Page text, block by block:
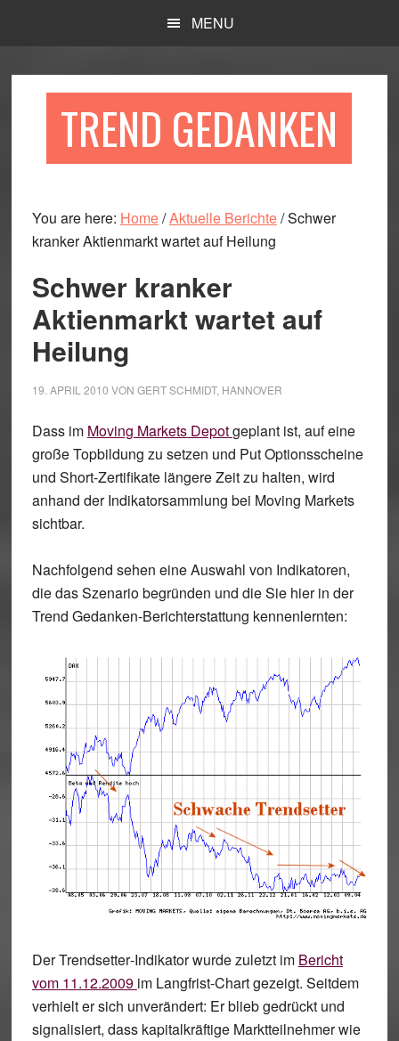
content
sidebar
MENU
TREND GEDANKEN
You are here: Home/Aktuelle Berichte/Schwer
kranker Aktienmarkt wartet auf Heilung
Schwer kranker
Aktienmarkt wartet auf
Heilung
19. APRIL 2010 VON GERT SCHMIDT, HANNOVER
Dass im Moving Markets Depotgeplant ist, auf eine
große Topbildung zu setzen und Put Optionsscheine
und Short-Zertifikate längere Zeit zu halten, wird
anhand der Indikatorsammlung bei Moving Markets
sichtbar.
Nachfolgend sehen eine Auswahl von Indikatoren,
die das Szenario begründen und die Sie hier in der
Trend Gedanken-Berichterstattung kennenlernten:
DerTrendsetter-Indikator wurde zuletzt im Bericht
vom 11.12.2009 im Langfrist-Chart gezeigt. Seitdem
verhielt er sich unverändert: Er blieb gedrückt und
signalisiert, dass kapitalkräftige Marktteilnehmer wie